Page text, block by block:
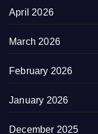
April 2026
March 2026
February 2026
January 2026
December 2025